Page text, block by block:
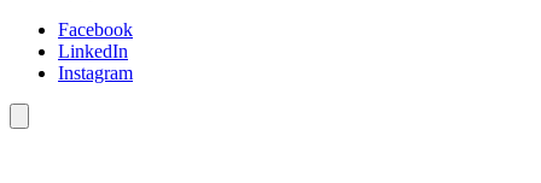
Facebook
LinkedIn
Instagram